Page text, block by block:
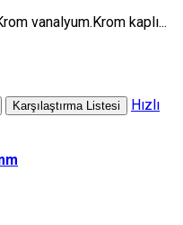
vanalyum.Krom kaplı...
Karşılaştırma Listesi
Hızlı